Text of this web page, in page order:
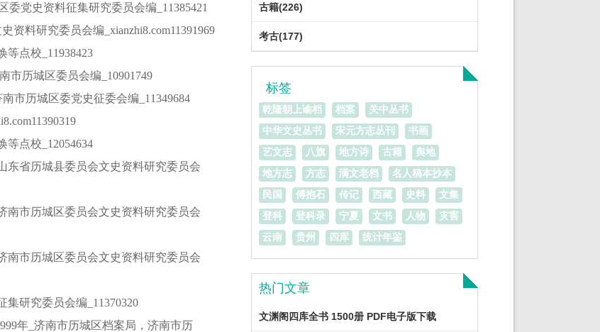
委党史资料征集研究委员会编_11385421
资料研究委员会编_xianzhi8.com11391969
等点校_11938423
市历城区委员会编_10901749
市历城区委党史征委会编_11349684
等点校_12054634
东省历城县委员会文史资料研究委员会
南市历城区委员会文史资料研究委员会
南市历城区委员会文史资料研究委员会
集研究委员会编_11370320
年_济南市历城区档案局，济南市历
古籍(226)
考古(177)
标签
乾隆朝上谕档 档案
关中丛书
中华文史丛书
宋元方志丛刊
书画
艺文志
八旗 地方诗 古籍
舆地
地方志
方志 满文老档
名人稿本抄本
民国
傅抱石 传记 西藏 史料
文集
登科
登科录 宁夏 文书 人物
灾害
云南
贵州 四库 统计年鉴
热门文章
文渊阁四库全书 1500册 PDF电子版下载